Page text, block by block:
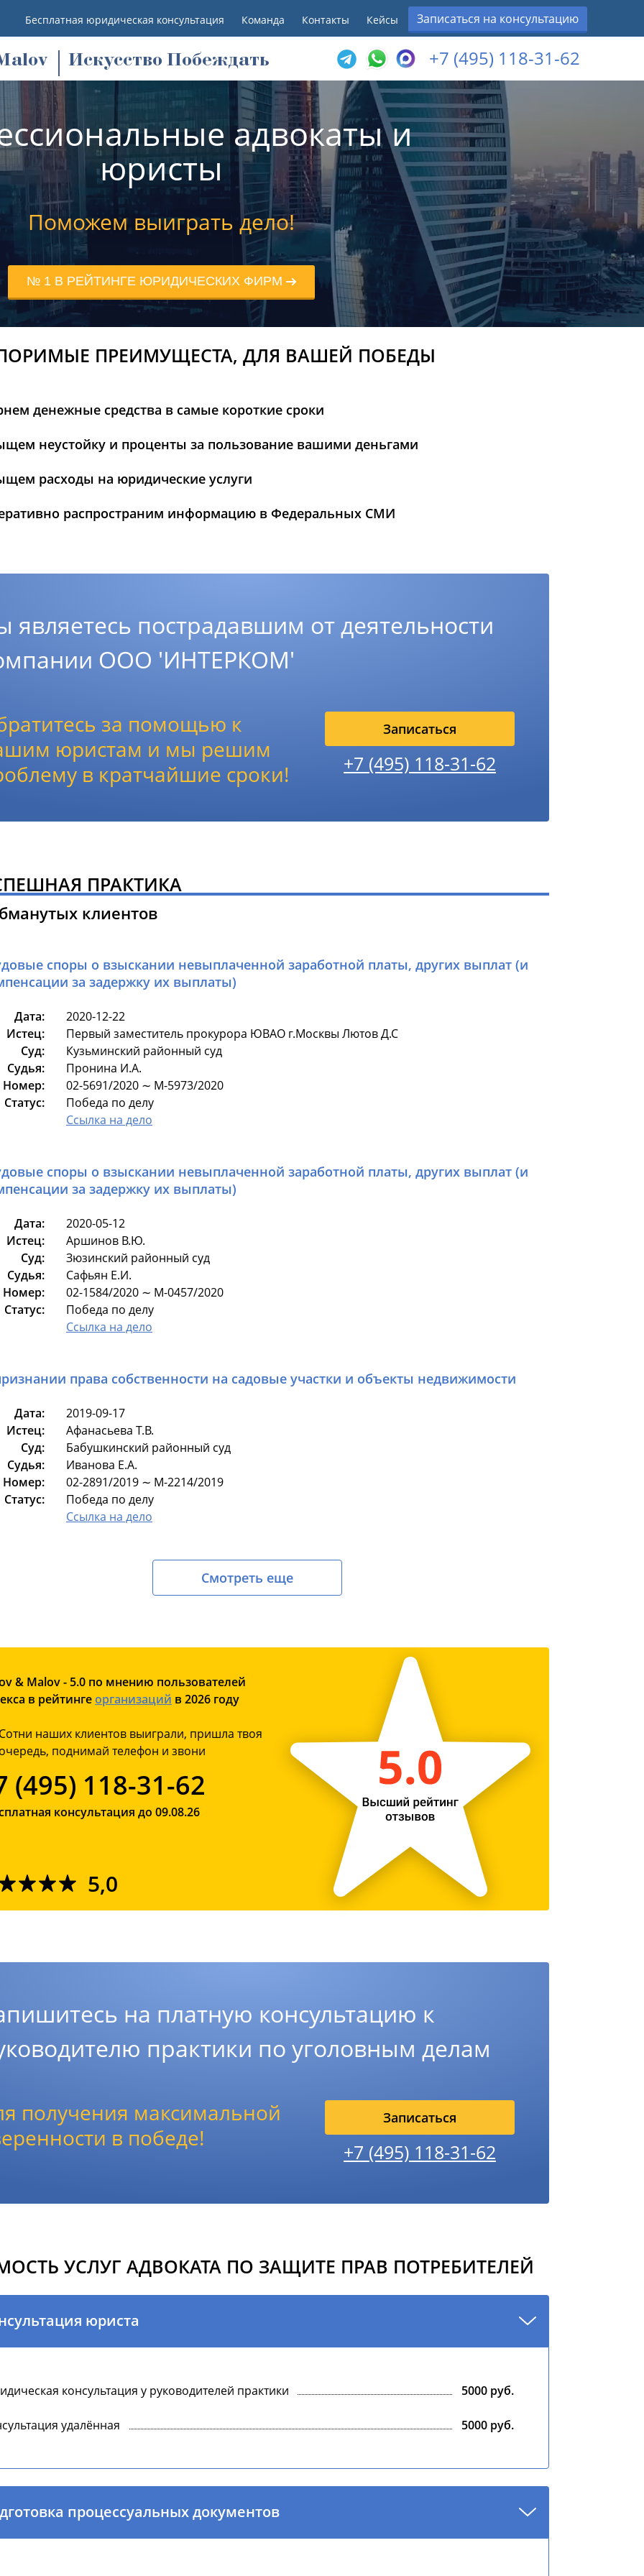
Бесплатная юридическая консультация Команда Контакты Кейсы Записаться на консультацию
alov Искусство Побеждать +7 (495) 118-31-62
адвокаты и
юристы
Поможем выиграть дело!
№ 1 В РЕЙТИНГЕ ЮРИДИЧЕСКИХ ФИРМ
ПРЕИМУЩЕСТА, ДЛЯ ВАШЕЙ ПОБЕДЫ
денежные средства в самые короткие сроки
неустойку и проценты за пользование вашими деньгами
расходы на юридические услуги
распространим информацию в Федеральных СМИ
являетесь пострадавшим от деятельности
ООО 'ИНТЕРКОМ'
за помощью к
юристам и мы решим
в кратчайшие сроки!
Записаться
+7 (495) 118-31-62
ПРАКТИКА
клиентов
споры о взыскании невыплаченной заработной платы, других выплат (и
за задержку их выплаты)
Дата:
2020-12-22
Истец:
Первый заместитель прокурора ЮВАО г.Москвы Лютов Д.С
Суд:
Кузьминский районный суд
Судья:
Пронина И.А.
Номер:
02-5691/2020 ∼ М-5973/2020
Статус:
Победа по делу
Ссылка на дело
споры о взыскании невыплаченной заработной платы, других выплат (и
за задержку их выплаты)
Дата:
2020-05-12
Истец:
Аршинов В.Ю.
Суд:
Зюзинский районный суд
Судья:
Сафьян Е.И.
Номер:
02-1584/2020 ∼ М-0457/2020
Статус:
Победа по делу
Ссылка на дело
права собственности на садовые участки и объекты недвижимости
Дата:
2019-09-17
Истец:
Афанасьева Т.В.
Суд:
Бабушкинский районный суд
Судья:
Иванова Е.А.
Номер:
02-2891/2019 ∼ М-2214/2019
Статус:
Победа по делу
Ссылка на дело
Смотреть еще
& Malov - 5.0 по мнению пользователей
в рейтингеорганизаций в 2026 году
наших клиентов выиграли, пришла твоя
поднимай телефон и звони
(495) 118-31-62
консультация до 09.08.26
5,0
на платную консультацию к
практики по уголовным делам
получения максимальной
в победе!
Записаться
+7 (495) 118-31-62
УСЛУГ АДВОКАТА ПО ЗАЩИТЕ ПРАВ ПОТРЕБИТЕЛЕЙ
юриста
консультация у руководителей практики 5000 руб.
удалённая 5000 руб.
процессуальных документов